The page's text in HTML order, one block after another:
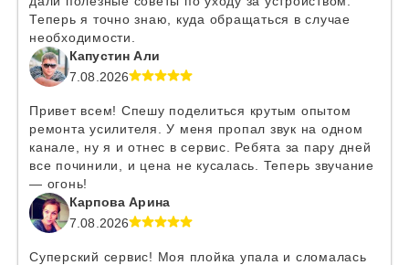
Теперь я точно знаю, куда обращаться в случае
необходимости.
Капустин Али
7.08.2026
Привет всем! Спешу поделиться крутым опытом
ремонта усилителя. У меня пропал звук на одном
канале, ну я и отнес в сервис. Ребята за пару дней
все починили, и цена не кусалась. Теперь звучание
— огонь!
Карпова Арина
7.08.2026
Суперский сервис! Моя плойка упала и сломалась